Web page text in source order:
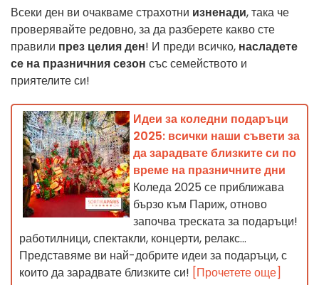
Всеки ден ви очакваме страхотни изненади, така че
проверявайте редовно, за да разберете какво сте
правили през целия ден! И преди всичко, насладете
се на празничния сезон със семейството и
приятелите си!
Идеи за коледни подаръци
2025: всички наши съвети за
да зарадвате близките си по
време на празничните дни
Коледа 2025 се приближава
бързо към Париж, отново
започва треската за подаръци!
работилници, спектакли, концерти, релакс…
Представяме ви най-добрите идеи за подаръци, с
които да зарадвате близките си! [Прочетете още]